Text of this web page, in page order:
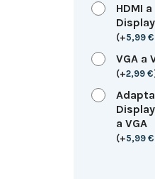
HDMI a
(+5,99 €
VGA a
(+2,99 €
a VGA
(+5,99 €